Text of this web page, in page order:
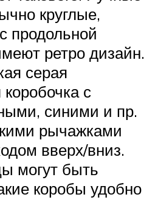
круглые,
продольной
ретро дизайн.
серая
с
синими и пр.
рычажками
вверх/вниз.
могут быть
коробы удобно